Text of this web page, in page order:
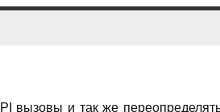
вызовы и так же